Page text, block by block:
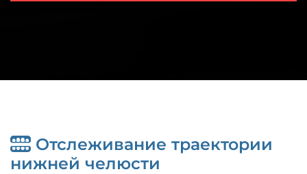
Отслеживание траектории
нижней челюсти